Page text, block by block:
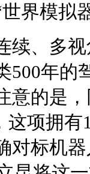
界模拟
续、多
500年的
意的是
这项拥
对标机